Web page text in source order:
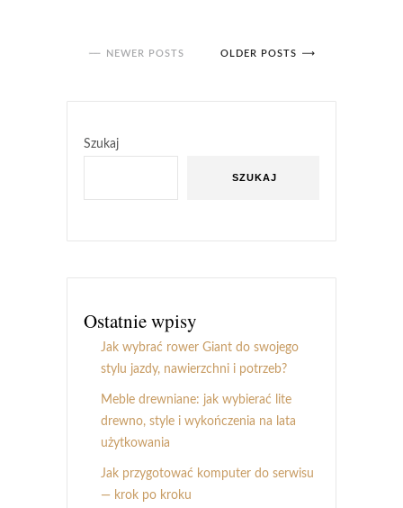
NEWER POSTS OLDER POSTS
Szukaj
SZUKAJ
Ostatnie wpisy
Jak wybrać rower Giant do swojego
stylu jazdy, nawierzchni i potrzeb?
Meble drewniane: jak wybierać lite
drewno, style i wykończenia na lata
użytkowania
Jak przygotować komputer do serwisu
— krok po kroku